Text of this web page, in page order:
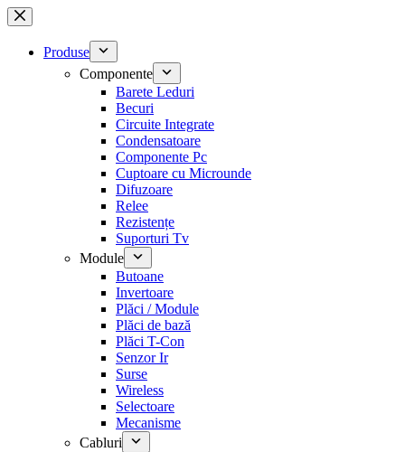
Sari
la
conținutProduse
Componente
Barete Leduri
Becuri
Circuite Integrate
Condensatoare
Componente Pc
Cuptoare cu Microunde
Difuzoare
Relee
Rezistențe
Suporturi Tv
Module
Butoane
Invertoare
Plăci / Module
Plăci de bază
Plăci T-Con
Senzor Ir
Surse
Wireless
Selectoare
Mecanisme
Cabluri